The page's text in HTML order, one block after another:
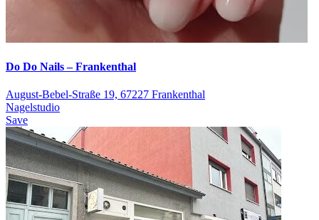
Do Do Nails – Frankenthal
August-Bebel-Straße 19, 67227 Frankenthal
Nagelstudio
Save